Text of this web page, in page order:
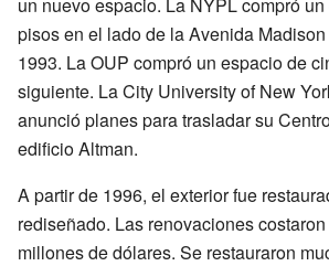
pisos en el lado de la Avenida
1993. La OUP compró un espacio de
siguiente. La City University of New
anunció planes para trasladar su
edificio Altman.
A partir de 1996, el exterior fue
rediseñado. Las renovaciones
millones de dólares. Se restauraron